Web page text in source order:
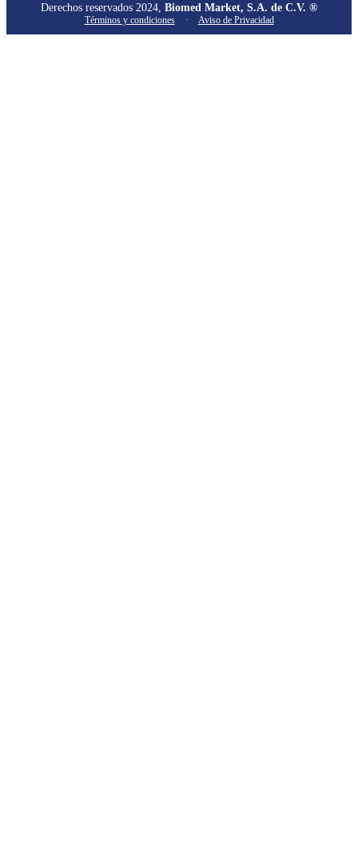
Derechos reservados 2024, Biomed Market, S.A. de C.V. ®
Términos y condiciones · Aviso de Privacidad